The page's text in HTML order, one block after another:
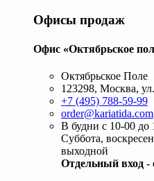
Офисы продаж
Офис «Октябрьское
Октябрьское Поле
123298, Москва,
+7 (495) 788-59-99
order@kariatida.com
В будни с 10-00 до
Суббота,
выходной
Отдельный вход -